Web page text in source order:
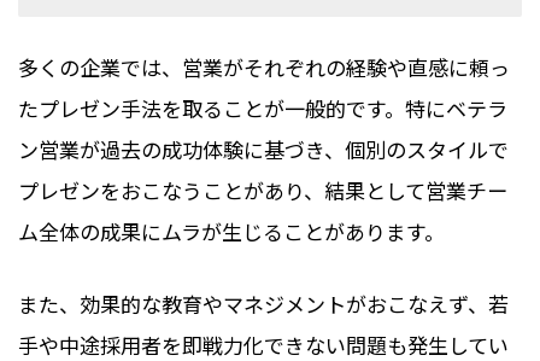
多くの企業では、営業がそれぞれの経験や直感に頼っ
たプレゼン手法を取ることが一般的です。特にベテラ
ン営業が過去の成功体験に基づき、個別のスタイルで
プレゼンをおこなうことがあり、結果として営業チー
ム全体の成果にムラが生じることがあります。
また、効果的な教育やマネジメントがおこなえず、若
手や中途採用者を即戦力化できない問題も発生してい